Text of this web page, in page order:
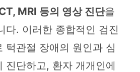
MRI 등의 영상 진단을
다. 이러한 종합적인 검진
턱관절 장애의 원인과 심
진단하고, 환자 개개인에